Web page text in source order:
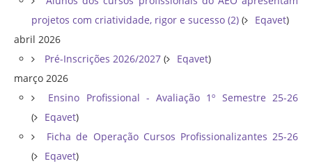
projetos com criatividade, rigor e sucesso (2) ( Eqavet)
abril 2026
Pré-Inscrições 2026/2027 ( Eqavet)
março 2026
Ensino Profissional - Avaliação 1º Semestre 25-26
(
Eqavet)
Ficha de Operação Cursos Profissionalizantes 25-26
(
Eqavet)